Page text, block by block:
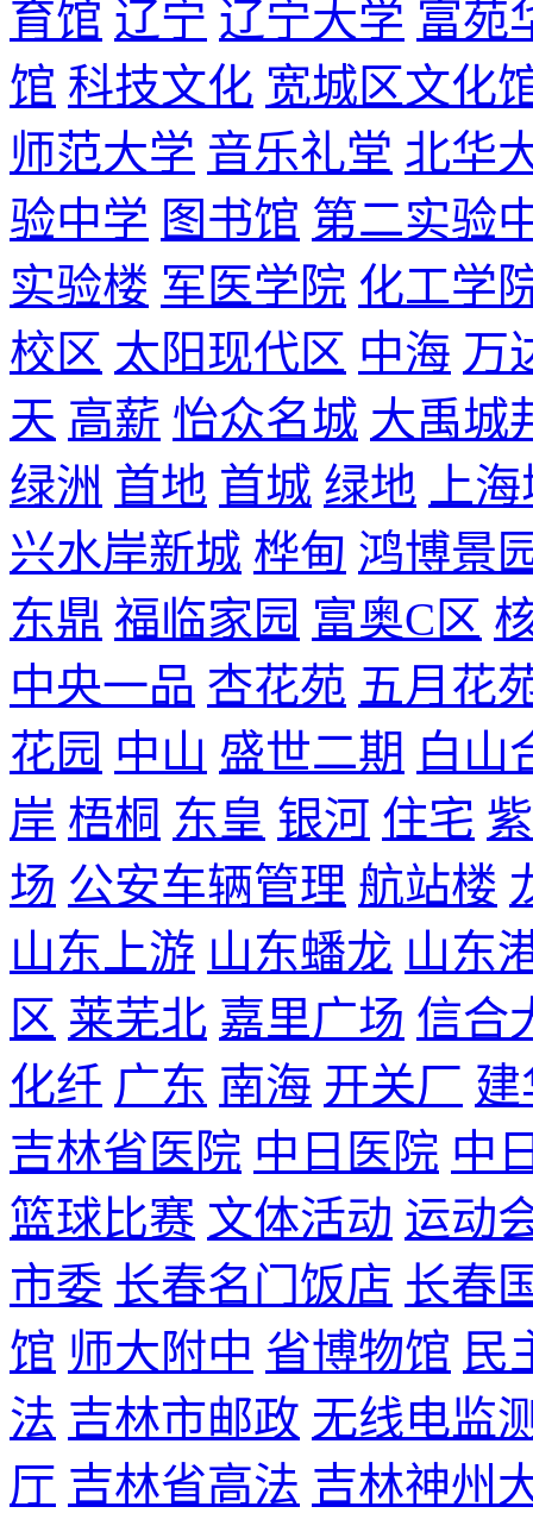
育馆 辽宁 辽宁大学 富苑
馆 科技文化 宽城区文化
师范大学 音乐礼堂 北华
验中学 图书馆 第二实验
实验楼 军医学院 化工学
校区 太阳现代区 中海 万
天 高薪 怡众名城 大禹城
绿洲 首地 首城 绿地
上
兴水岸新城 桦甸 鸿博景
东鼎 福临家园 富奥C区
中央一品 杏花苑 五月花
花园 中山 盛世二期 白山
岸 梧桐 东皇 银河 住宅
场 公安车辆管理 航站楼
山东上游 山东蟠龙 山东
区 莱芜北 嘉里广场 信合
化纤 广东 南海 开关厂 建
吉林省医院 中日医院 中
篮球比赛 文体活动 运动
市委 长春名门饭店 长春
馆 师大附中 省博物馆 民
法 吉林市邮政 无线电监
厅 吉林省高法 吉林神州